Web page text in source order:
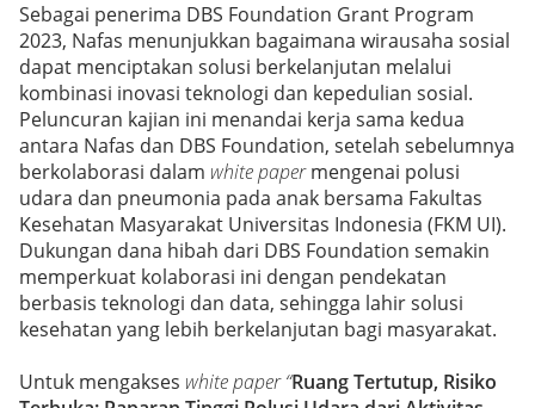
Sebagai penerima DBS Foundation Grant Program
2023, Nafas menunjukkan bagaimana wirausaha sosial
dapat menciptakan solusi berkelanjutan melalui
kombinasi inovasi teknologi dan kepedulian sosial.
Peluncuran kajian ini menandai kerja sama kedua
antara Nafas dan DBS Foundation, setelah sebelumnya
berkolaborasi dalam white papermengenai polusi
udara dan pneumonia pada anak bersama Fakultas
Kesehatan Masyarakat Universitas Indonesia (FKM UI).
Dukungan dana hibah dari DBS Foundation semakin
memperkuat kolaborasi ini dengan pendekatan
berbasis teknologi dan data, sehingga lahir solusi
kesehatan yang lebih berkelanjutan bagi masyarakat.
Untuk mengakses white paper “Ruang Tertutup, Risiko